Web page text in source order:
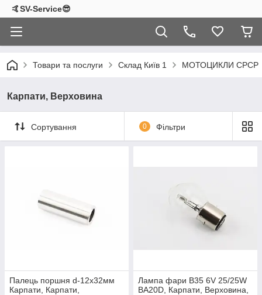
🤙SV-Service😎
Товари та послуги Склад Київ 1 МОТОЦИКЛИ СРСР
Карпати, Верховина
Сортування 0 Фільтри
Палець поршня d-12х32мм
Карпати, Карпати,
Лампа фари B35 6V 25/25W
BA20D, Карпати, Верховина,